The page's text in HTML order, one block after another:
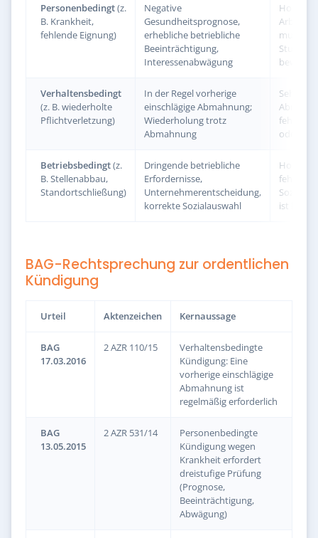
Personenbedingt(z.
B. Krankheit,
fehlende Eignung)
Negative
Gesundheitsprognose,
erhebliche betriebliche
Beeinträchtigung,
Interessenabwägung
Hoch –
muss
Stufen
beweisen
Verhaltensbedingt
(z. B. wiederholte
Pflichtverletzung)
In der Regel vorherige
einschlägige Abmahnung;
Wiederholung trotz
Abmahnung
Sehr
fehlt
oder ist
Betriebsbedingt(z.
B. Stellenabbau,
Standortschließung)
Dringende betriebliche
Erfordernisse,
Unternehmerentscheidung,
korrekte Sozialauswahl
Hoch –
ist häufig
BAG-Rechtsprechung zur ordentlichen
Kündigung
Urteil Aktenzeichen Kernaussage
BAG
17.03.2016
2 AZR 110/15
Verhaltensbedingte
Kündigung: Eine
vorherige einschlägige
Abmahnung ist
regelmäßig erforderlich
BAG
13.05.2015
2 AZR 531/14
Personenbedingte
Kündigung wegen
Krankheit erfordert
dreistufige Prüfung
(Prognose,
Beeinträchtigung,
Abwägung)